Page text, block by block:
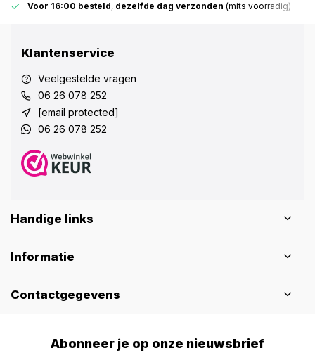
Voor 16:00 besteld, dezelfde dag verzonden (mits voorradig)
Klantenservice
Veelgestelde vragen
06 26 078 252
[email protected]
06 26 078 252
Handige links
Informatie
Contactgegevens
Abonneer je op onze nieuwsbrief